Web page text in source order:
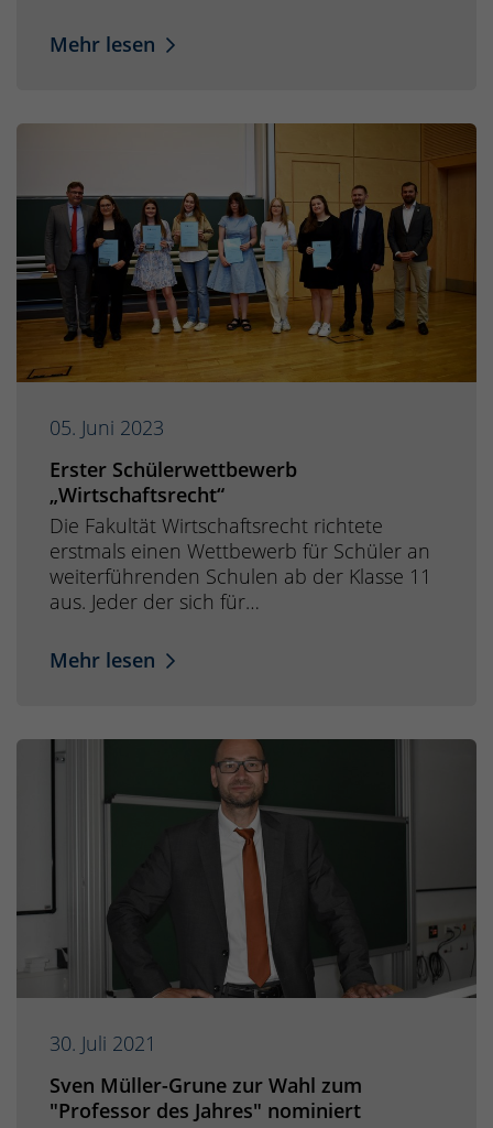
Mehr lesen
05. Juni 2023
Erster Schülerwettbewerb
„Wirtschaftsrecht“
Die Fakultät Wirtschaftsrecht richtete
erstmals einen Wettbewerb für Schüler an
weiterführenden Schulen ab der Klasse 11
aus. Jeder der sich für…
Mehr lesen
30. Juli 2021
Sven Müller-Grune zur Wahl zum
"Professor des Jahres" nominiert